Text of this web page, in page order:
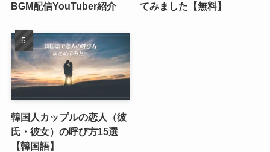
BGM配信YouTuber紹介
てみました【無料】
韓国人カップルの恋人（彼
氏・彼女）の呼び方15選
【韓国語】